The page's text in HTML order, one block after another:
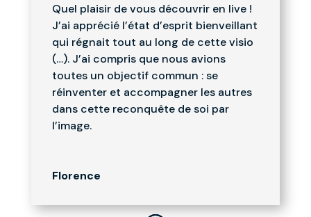
Quel plaisir de vous découvrir en live !
J’ai apprécié l’état d’esprit bienveillant
qui régnait tout au long de cette visio
(…). J’ai compris que nous avions
toutes un objectif commun : se
réinventer et accompagner les autres
dans cette reconquête de soi par
l’image.
Florence